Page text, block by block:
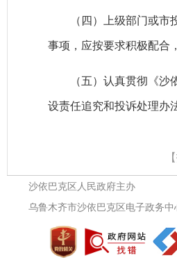
（四）上级部门或
事项，应按要求积极配合
（五）认真贯彻《
设责任追究和投诉处理办
沙依巴克区人民政府主办
乌鲁木齐市沙依巴克区电子政务中